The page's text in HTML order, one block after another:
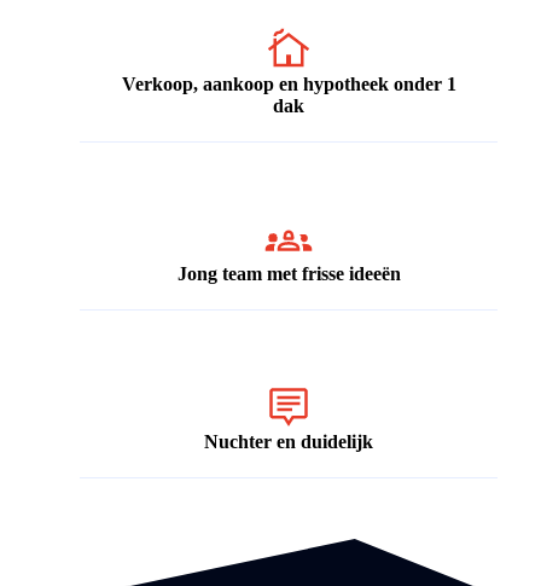
Verkoop, aankoop en hypotheek onder 1
dak
Jong team met frisse ideeën
Nuchter en duidelijk